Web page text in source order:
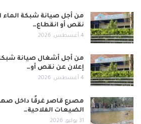
من أجل صيانة شبكة
نقص أو انقطاع…
4 أغسطس, 2026
من أجل أشغال صيانة
إعلان عن نقص أو…
4 أغسطس, 2026
مصرع قاصر غرقًا داخل
الضيعات الفلاحية…
31 يوليو, 2026